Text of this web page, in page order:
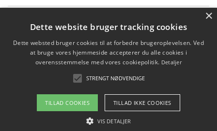
adventsgaver til ældre
Sådan skaber du et bæredygtigt hjem med familien i
Copyright 2026 - Pilanto Aps
Om / kontakt
×
Dette website bruger tracking cookies
Dette websted bruger cookies til at forbedre brugeroplevelsen. Ved
at bruge vores hjemmeside accepterer du alle cookies i
overensstemmelse med vores cookiepolitik. Detaljer
STRENGT NØDVENDIGE
TILLAD COOKIES TILLAD IKKE COOKIES
VIS DETALJER